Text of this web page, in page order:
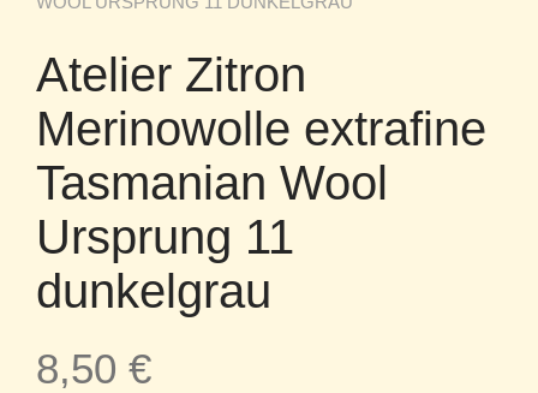
Atelier Zitron
Merinowolle extrafine
Tasmanian Wool
Ursprung 11
dunkelgrau
8,50 €